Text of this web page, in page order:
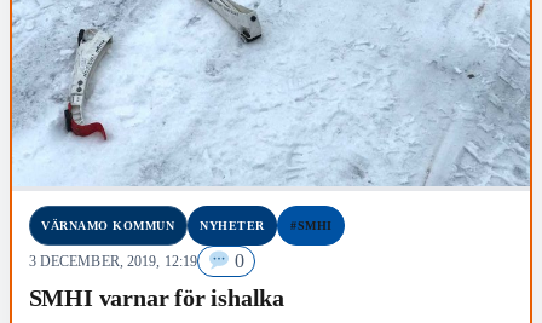
VÄRNAMO KOMMUN NYHETER #SMHI
3 DECEMBER, 2019, 12:19 0
SMHI varnar för ishalka